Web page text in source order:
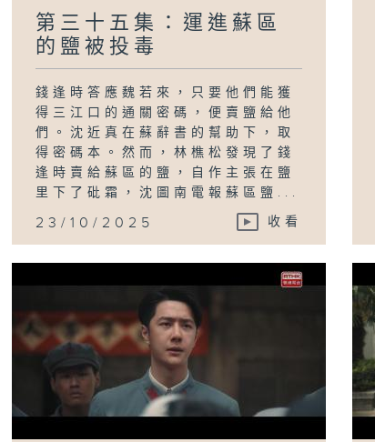
第三十五集：運進蘇區
的鹽被投毒
錢逢時答應魏若來，只要他們能獲
得三江口的通關密碼，便賣鹽給他
們。沈近真在蘇辭書的幫助下，取
得密碼本。然而，林樵松發現了錢
逢時賣給蘇區的鹽，自作主張在鹽
里下了砒霜，沈圖南電報蘇區鹽...
23/10/2025 收看